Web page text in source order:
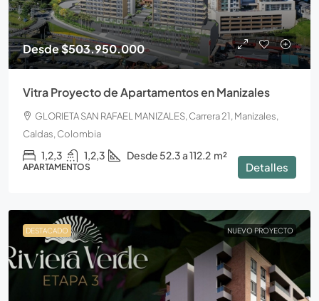
Desde$503.950.000
Vitra Proyecto de Apartamentos en Manizales
GLORIETA SAN RAFAEL MANIZALES, Carrera 21, Manizales,
Caldas, Colombia
1,2,3 1,2,3 Desde 52.3 a 112.2 m²
APARTAMENTOS Detalles
DESTACADO NUEVO PROYECTO